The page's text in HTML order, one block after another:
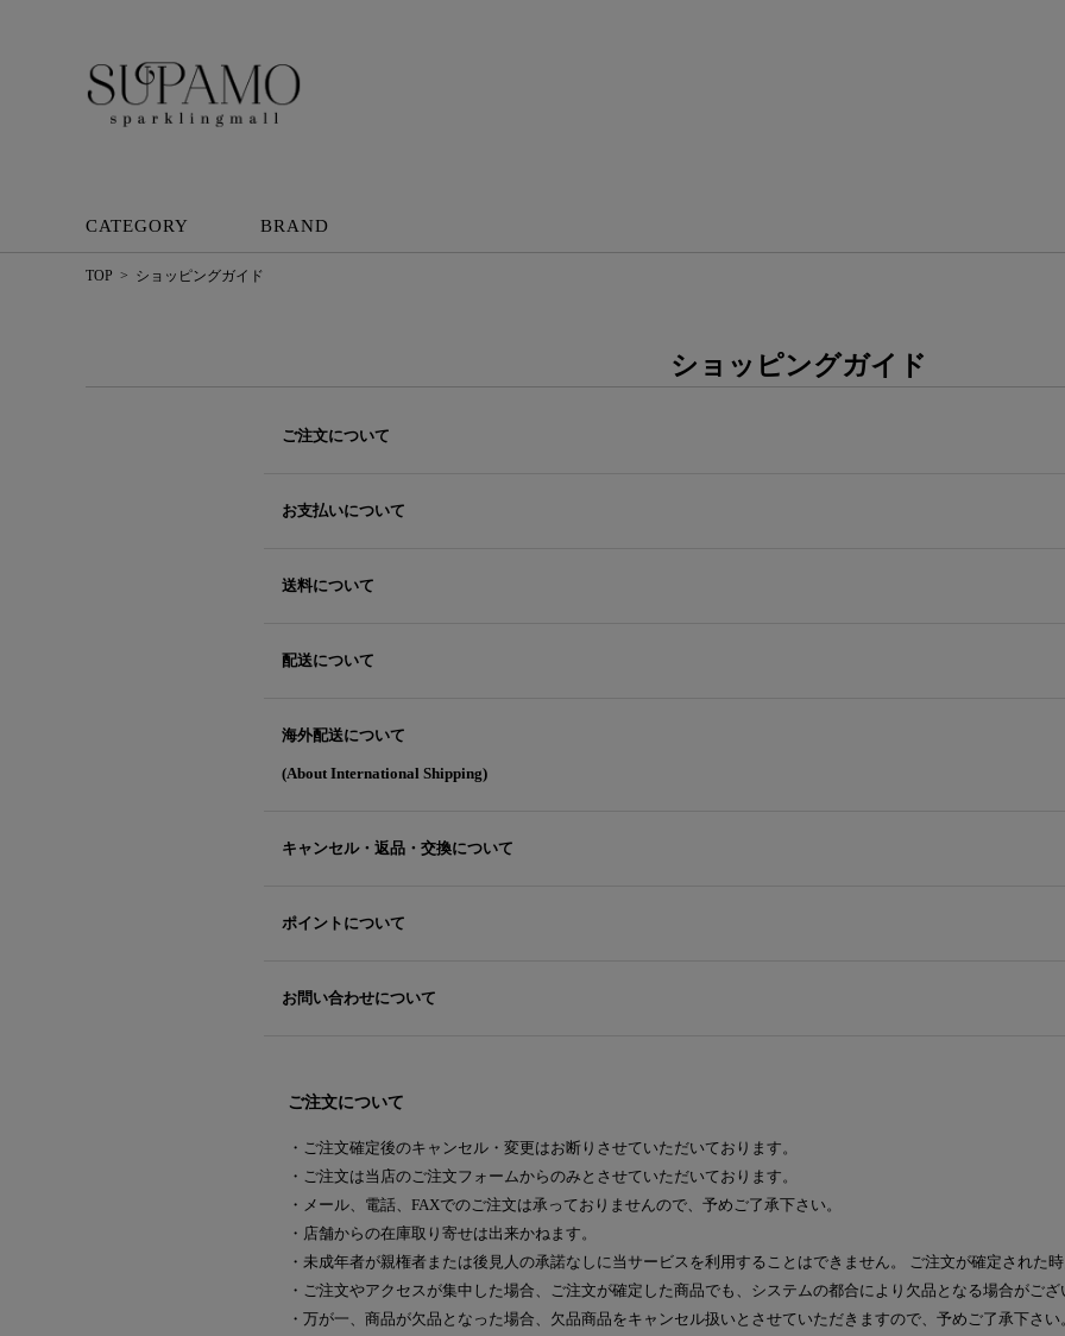
CATEGORY BRAND
TOP ショッピングガイド
ショッピングガイド
ご注文について
お支払いについて
送料について
配送について
海外配送について
(About International Shipping)
キャンセル・返品・交換について
ポイントについて
お問い合わせについて
ご注文について
・ご注文確定後のキャンセル・変更はお断りさせていただいております。
・ご注文は当店のご注文フォームからのみとさせていただいております。
・メール、電話、FAXでのご注文は承っておりませんので、予めご了承下さい。
・店舗からの在庫取り寄せは出来かねます。
・未成年者が親権者または後見人の承諾なしに当サービスを利用することはできません。 ご注文が確定された
・ご注文やアクセスが集中した場合、ご注文が確定した商品でも、システムの都合により欠品となる場合がござ
・万が一、商品が欠品となった場合、欠品商品をキャンセル扱いとさせていただきますので、予めご了承下さい